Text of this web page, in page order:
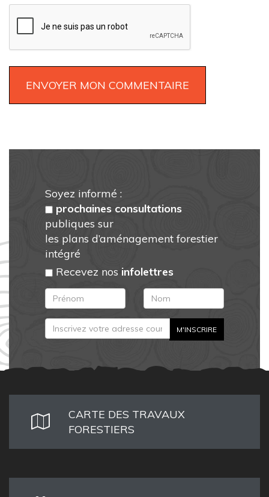
Soyez informé :
prochaines consultations
publiques sur
les plans d’aménagement forestier
intégré
Recevez nos infolettres
CARTE DES TRAVAUX
FORESTIERS